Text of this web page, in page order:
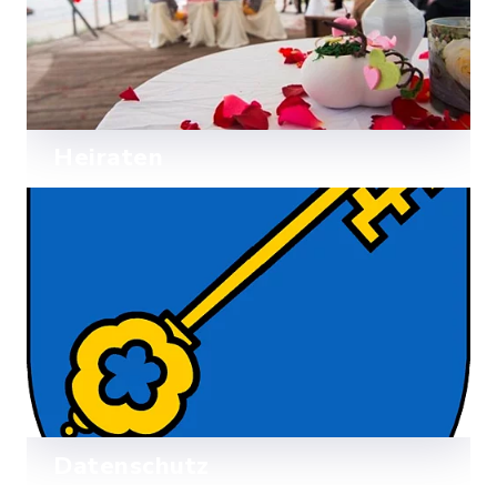
Entdecken Sie die schönsten Trauorte
im Amt Ostholstein-Mitte.